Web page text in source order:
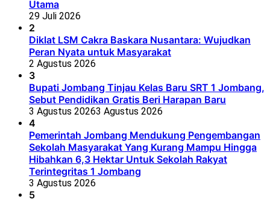
Utama
29 Juli 2026
2
Diklat LSM Cakra Baskara Nusantara: Wujudkan
Peran Nyata untuk Masyarakat
2 Agustus 2026
3
Bupati Jombang Tinjau Kelas Baru SRT 1 Jombang,
Sebut Pendidikan Gratis Beri Harapan Baru
3 Agustus 20263 Agustus 2026
4
Pemerintah Jombang Mendukung Pengembangan
Sekolah Masyarakat Yang Kurang Mampu Hingga
Hibahkan 6,3 Hektar Untuk Sekolah Rakyat
Terintegritas 1 Jombang
3 Agustus 2026
5